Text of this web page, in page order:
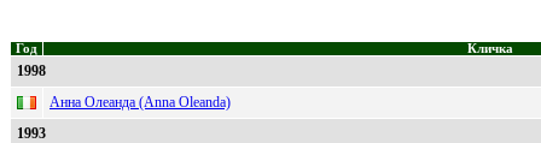
Год Кличка
1998
Анна Олеанда (Anna Oleanda)
1993